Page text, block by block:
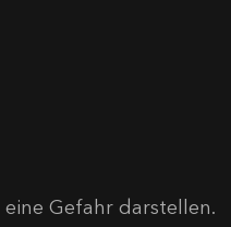
Gefahr darstellen.